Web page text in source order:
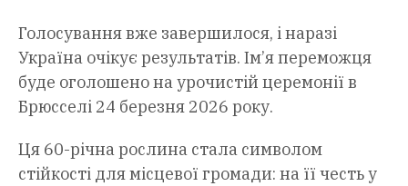
Голосування вже завершилося, і наразі
Україна очікує результатів. Ім’я переможця
буде оголошено на урочистій церемонії в
Брюсселі 24 березня 2026 року.
Ця 60-річна рослина стала символом
стійкості для місцевої громади: на її честь у